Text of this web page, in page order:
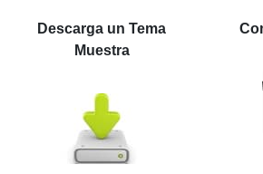
Descarga un Tema
Muestra